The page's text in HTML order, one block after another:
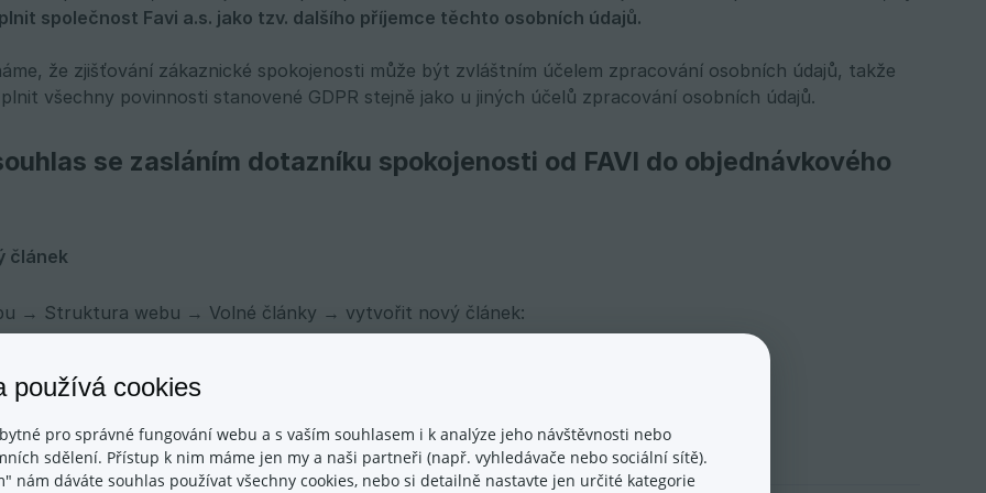
společnost Favi a.s. jako tzv. dalšího příjemce těchto osobních údajů.
že zjišťování zákaznické spokojenosti může být zvláštním účelem zpracování osobních údajů, takže
všechny povinnosti stanovené GDPR stejně jako u jiných účelů zpracování osobních údajů.
se zasláním dotazníku spokojenosti od FAVI do objednávkového
článek
→ Struktura webu → Volné články → vytvořit nový článek:
do článku následující text):
používá cookies
pro správné fungování webu a s vaším souhlasem i k analýze jeho návštěvnosti nebo
sdělení. Přístup k nim máme jen my a naši partneři (např. vyhledávače nebo sociální sítě).
nám dáváte souhlas používat všechny cookies, nebo si detailně nastavte jen určité kategorie